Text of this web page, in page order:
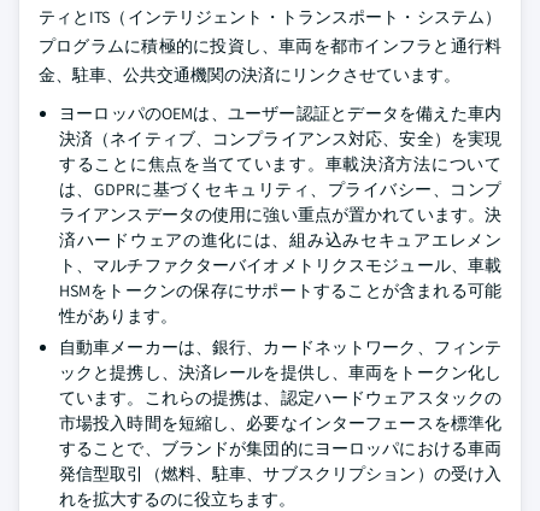
ティとITS（インテリジェント・トランスポート・システム）
プログラムに積極的に投資し、車両を都市インフラと通行料
金、駐車、公共交通機関の決済にリンクさせています。
ヨーロッパのOEMは、ユーザー認証とデータを備えた車内
決済（ネイティブ、コンプライアンス対応、安全）を実現
することに焦点を当てています。車載決済方法について
は、GDPRに基づくセキュリティ、プライバシー、コンプ
ライアンスデータの使用に強い重点が置かれています。決
済ハードウェアの進化には、組み込みセキュアエレメン
ト、マルチファクターバイオメトリクスモジュール、車載
HSMをトークンの保存にサポートすることが含まれる可能
性があります。
自動車メーカーは、銀行、カードネットワーク、フィンテ
ックと提携し、決済レールを提供し、車両をトークン化し
ています。これらの提携は、認定ハードウェアスタックの
市場投入時間を短縮し、必要なインターフェースを標準化
することで、ブランドが集団的にヨーロッパにおける車両
発信型取引（燃料、駐車、サブスクリプション）の受け入
れを拡大するのに役立ちます。